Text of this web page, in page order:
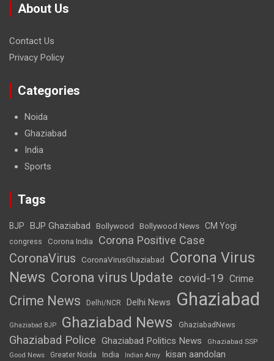
About Us
Contact Us
Privacy Policy
Categories
Noida
Ghaziabad
India
Sports
Tags
BJP BJP Ghaziabad Bollywood Bollywood News CM Yogi
congress Corona India Corona Positive Case
CoronaVirus CoronaVirusGhaziabad
Corona Virus
News Corona virus Update covid-19 Crime
Crime News Delhi/NCR Delhi News Ghaziabad
Ghaziabad BJP Ghaziabad News GhaziabadNews
Ghaziabad Police Ghaziabad Politics News Ghaziabad SSP
Good News Greater Noida India Indian Army kisan aandolan